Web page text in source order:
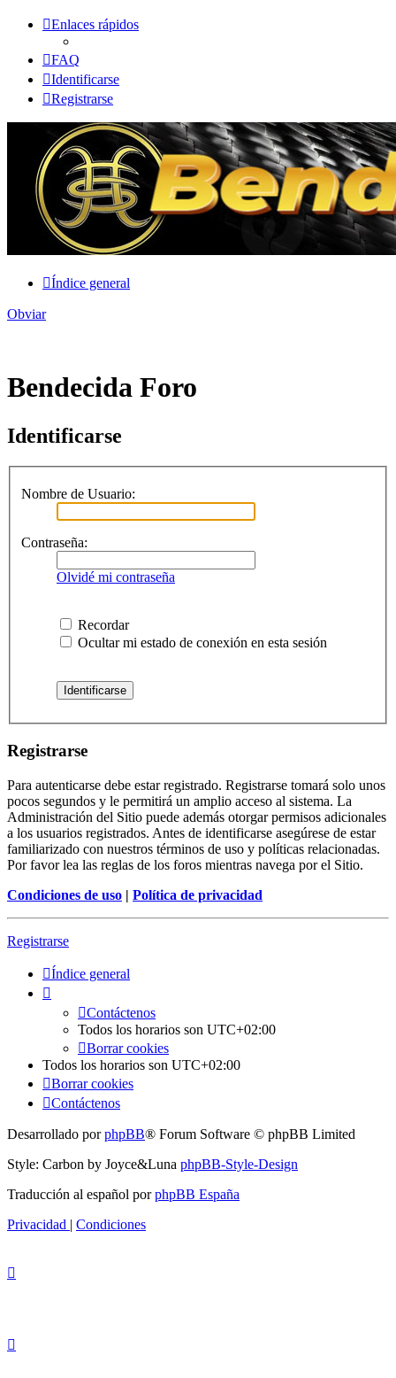
Enlaces rápidos
FAQ
Identificarse
Registrarse
Índice general
Obviar
Bendecida Foro
Identificarse
Nombre de Usuario:
Contraseña:
Olvidé mi contraseña
Recordar
Ocultar mi estado de conexión en esta sesión
Registrarse
Para autenticarse debe estar registrado. Registrarse tomará solo unos
pocos segundos y le permitirá un amplio acceso al sistema. La
Administración del Sitio puede además otorgar permisos adicionales
a los usuarios registrados. Antes de identificarse asegúrese de estar
familiarizado con nuestros términos de uso y políticas relacionadas.
Por favor lea las reglas de los foros mientras navega por el Sitio.
Condiciones de uso | Política de privacidad
Registrarse
Índice general
Contáctenos
Todos los horarios son UTC+02:00
Borrar cookies
Todos los horarios son UTC+02:00
Borrar cookies
Contáctenos
Desarrollado porphpBB® Forum Software © phpBB Limited
Style: Carbon by Joyce&Luna phpBB-Style-Design
Traducción al español porphpBB España
Privacidad | Condiciones